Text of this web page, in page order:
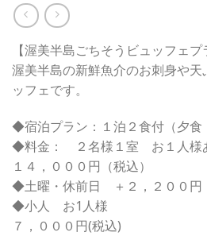
【渥美半島ごちそうビュッフェプ
渥美半島の新鮮魚介のお刺身や
ッフェです。
◆宿泊プラン：１泊２食付（夕食
◆料金： ２名様１室 お１人様
１４，０００円（税込）
◆土曜・休前日 ＋２，２００円
◆小人 お1人様
７，０００円(税込)